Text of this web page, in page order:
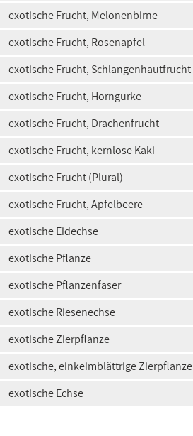
exotische Frucht, Melonenbirne
exotische Frucht, Rosenapfel
exotische Frucht, Schlangenhautfrucht
exotische Frucht, Horngurke
exotische Frucht, Drachenfrucht
exotische Frucht, kernlose Kaki
exotische Frucht (Plural)
exotische Frucht, Apfelbeere
exotische Eidechse
exotische Pflanze
exotische Pflanzenfaser
exotische Riesenechse
exotische Zierpflanze
exotische, einkeimblättrige
exotische Echse